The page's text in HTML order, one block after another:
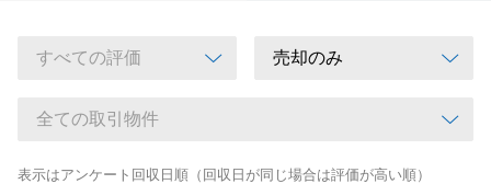
表示はアンケート回収日順（回収日が同じ場合は評価が高い順）